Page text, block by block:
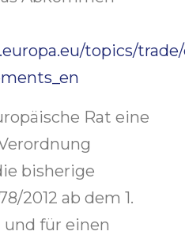
topics/
Rat eine
bisherige
2012 ab dem 1.
und für einen